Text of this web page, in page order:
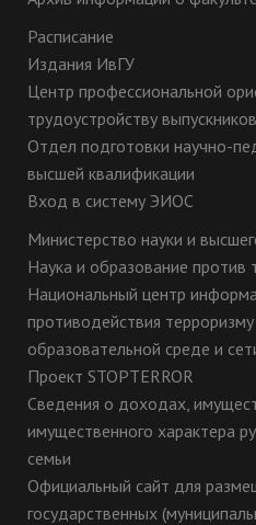
Расписание
Издания ИвГУ
Центр профессиональной
трудоустройству
Отдел подготовки научно-
высшей квалификации
Вход в систему ЭИОС
Министерство науки и
Наука и образование против
Национальный центр
противодействия
образовательной среде и
Проект STOPTERROR
Сведения о доходах,
имущественного характера
семьи
Официальный сайт для
государственных